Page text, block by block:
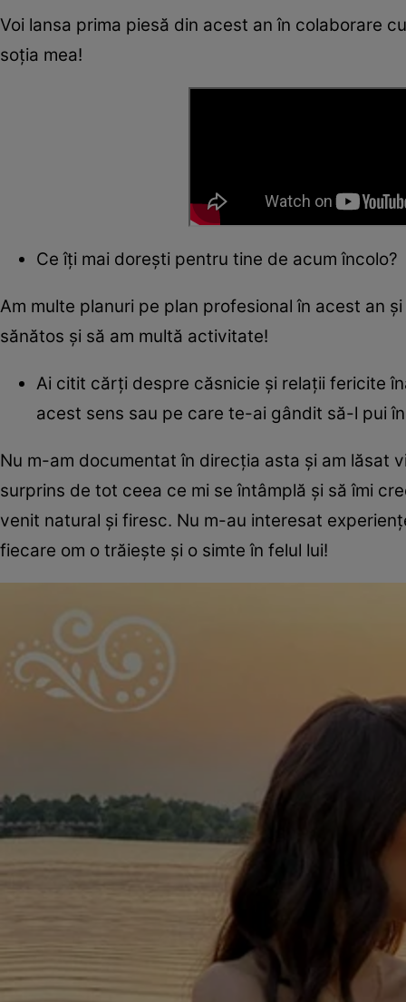
Voi lansa prima piesă din acest an în colaborare
soția mea!
Ce îți mai dorești pentru tine de acum încolo?
Am multe planuri pe plan profesional în acest an
sănătos și să am multă activitate!
Ai citit cărți despre căsnicie și relații fericite
acest sens sau pe care te-ai gândit să-l pui
Nu m-am documentat în direcția asta și am lăsat
surprins de tot ceea ce mi se întâmplă și să îmi
venit natural și firesc. Nu m-au interesat
fiecare om o trăiește și o simte în felul lui!